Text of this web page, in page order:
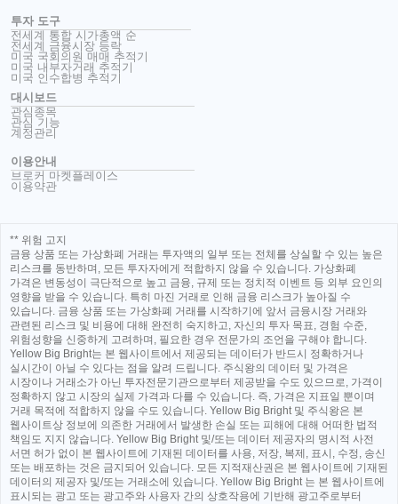
투자 도구
전세계 통합 시가총액 순
전세계 금융시장 등락
미국 국회의원 매매 추적기
미국 내부자거래 추적기
미국 인수합병 추적기
대시보드
관심종목
관심 기능
계정관리
이용안내
브로커 마켓플레이스
이용약관
** 위험 고지
금융 상품 또는 가상화폐 거래는 투자액의 일부 또는 전체를 상실할 수 있는 높은
리스크를 동반하며, 모든 투자자에게 적합하지 않을 수 있습니다. 가상화폐
가격은 변동성이 극단적으로 높고 금융, 규제 또는 정치적 이벤트 등 외부 요인의
영향을 받을 수 있습니다. 특히 마진 거래로 인해 금융 리스크가 높아질 수
있습니다. 금융 상품 또는 가상화폐 거래를 시작하기에 앞서 금융시장 거래와
관련된 리스크 및 비용에 대해 완전히 숙지하고, 자신의 투자 목표, 경험 수준,
위험성향을 신중하게 고려하며, 필요한 경우 전문가의 조언을 구해야 합니다.
Yellow Big Bright는 본 웹사이트에서 제공되는 데이터가 반드시 정확하거나
실시간이 아닐 수 있다는 점을 알려 드립니다. 주식왕의 데이터 및 가격은
시장이나 거래소가 아닌 투자전문기관으로부터 제공받을 수도 있으므로, 가격이
정확하지 않고 시장의 실제 가격과 다를 수 있습니다. 즉, 가격은 지표일 뿐이며
거래 목적에 적합하지 않을 수도 있습니다. Yellow Big Bright 및 주식왕은 본
웹사이트상 정보에 의존한 거래에서 발생한 손실 또는 피해에 대해 어떠한 법적
책임도 지지 않습니다. Yellow Big Bright 및/또는 데이터 제공자의 명시적 사전
서면 허가 없이 본 웹사이트에 기재된 데이터를 사용, 저장, 복제, 표시, 수정, 송신
또는 배포하는 것은 금지되어 있습니다. 모든 지적재산권은 본 웹사이트에 기재된
데이터의 제공자 및/또는 거래소에 있습니다. Yellow Big Bright 는 본 웹사이트에
표시되는 광고 또는 광고주와 사용자 간의 상호작용에 기반해 광고주로부터